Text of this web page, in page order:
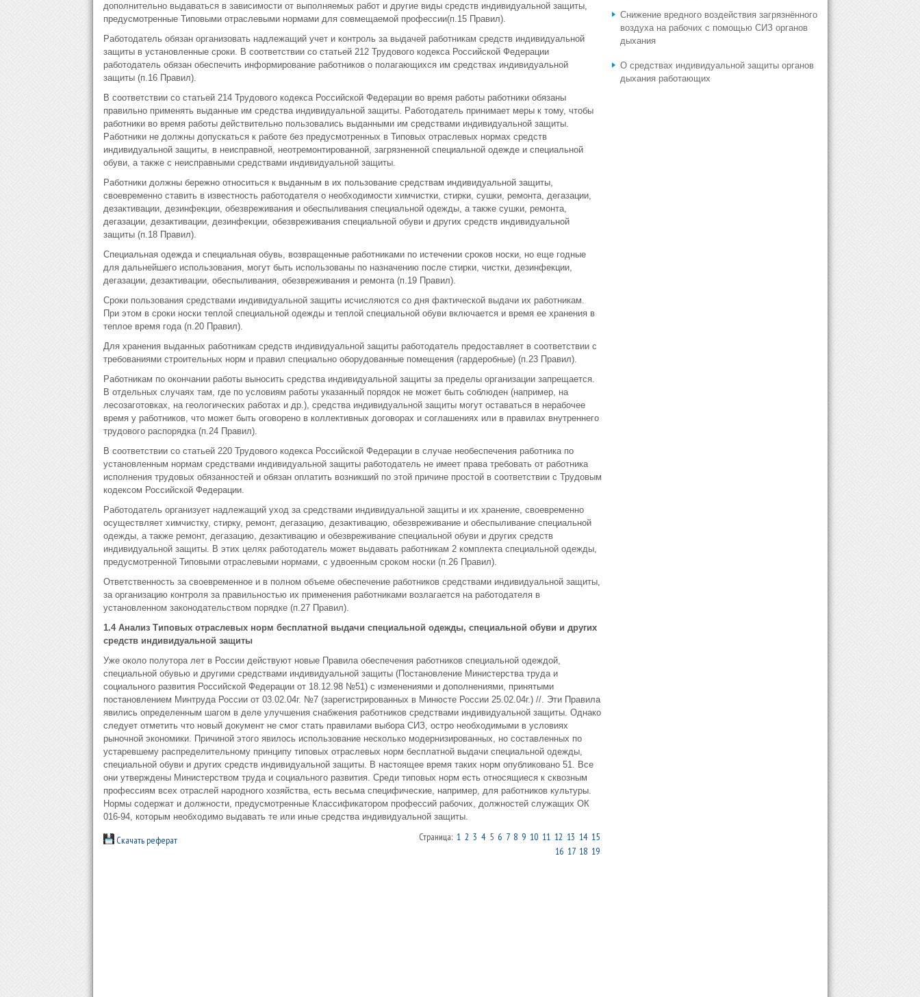
дополнительно выдаваться в зависимости от выполняемых работ и другие виды средств индивидуальной защиты,
предусмотренные Типовыми отраслевыми нормами для совмещаемой профессии(п.15 Правил).
Работодатель обязан организовать надлежащий учет и контроль за выдачей работникам средств индивидуальной
защиты в установленные сроки. В соответствии со статьей 212 Трудового кодекса Российской Федерации
работодатель обязан обеспечить информирование работников о полагающихся им средствах индивидуальной
защиты (п.16 Правил).
В соответствии со статьей 214 Трудового кодекса Российской Федерации во время работы работники обязаны
правильно применять выданные им средства индивидуальной защиты. Работодатель принимает меры к тому, чтобы
работники во время работы действительно пользовались выданными им средствами индивидуальной защиты.
Работники не должны допускаться к работе без предусмотренных в Типовых отраслевых нормах средств
индивидуальной защиты, в неисправной, неотремонтированной, загрязненной специальной одежде и специальной
обуви, а также с неисправными средствами индивидуальной защиты.
Работники должны бережно относиться к выданным в их пользование средствам индивидуальной защиты,
своевременно ставить в известность работодателя о необходимости химчистки, стирки, сушки, ремонта, дегазации,
дезактивации, дезинфекции, обезвреживания и обеспыливания специальной одежды, а также сушки, ремонта,
дегазации, дезактивации, дезинфекции, обезвреживания специальной обуви и других средств индивидуальной
защиты (п.18 Правил).
Специальная одежда и специальная обувь, возвращенные работниками по истечении сроков носки, но еще годные
для дальнейшего использования, могут быть использованы по назначению после стирки, чистки, дезинфекции,
дегазации, дезактивации, обеспыливания, обезвреживания и ремонта (п.19 Правил).
Сроки пользования средствами индивидуальной защиты исчисляются со дня фактической выдачи их работникам.
При этом в сроки носки теплой специальной одежды и теплой специальной обуви включается и время ее хранения в
теплое время года (п.20 Правил).
Для хранения выданных работникам средств индивидуальной защиты работодатель предоставляет в соответствии с
требованиями строительных норм и правил специально оборудованные помещения (гардеробные) (п.23 Правил).
Работникам по окончании работы выносить средства индивидуальной защиты за пределы организации запрещается.
В отдельных случаях там, где по условиям работы указанный порядок не может быть соблюден (например, на
лесозаготовках, на геологических работах и др.), средства индивидуальной защиты могут оставаться в нерабочее
время у работников, что может быть оговорено в коллективных договорах и соглашениях или в правилах внутреннего
трудового распорядка (п.24 Правил).
В соответствии со статьей 220 Трудового кодекса Российской Федерации в случае необеспечения работника по
установленным нормам средствами индивидуальной защиты работодатель не имеет права требовать от работника
исполнения трудовых обязанностей и обязан оплатить возникший по этой причине простой в соответствии с Трудовым
кодексом Российской Федерации.
Работодатель организует надлежащий уход за средствами индивидуальной защиты и их хранение, своевременно
осуществляет химчистку, стирку, ремонт, дегазацию, дезактивацию, обезвреживание и обеспыливание специальной
одежды, а также ремонт, дегазацию, дезактивацию и обезвреживание специальной обуви и других средств
индивидуальной защиты. В этих целях работодатель может выдавать работникам 2 комплекта специальной одежды,
предусмотренной Типовыми отраслевыми нормами, с удвоенным сроком носки (п.26 Правил).
Ответственность за своевременное и в полном объеме обеспечение работников средствами индивидуальной защиты,
за организацию контроля за правильностью их применения работниками возлагается на работодателя в
установленном законодательством порядке (п.27 Правил).
1.4 Анализ Типовых отраслевых норм бесплатной выдачи специальной одежды, специальной обуви и других
средств индивидуальной защиты
Уже около полутора лет в России действуют новые Правила обеспечения работников специальной одеждой,
специальной обувью и другими средствами индивидуальной защиты (Постановление Министерства труда и
социального развития Российской Федерации от 18.12.98 №51) с изменениями и дополнениями, принятыми
постановлением Минтруда России от 03.02.04г. №7 (зарегистрированных в Минюсте России 25.02.04г.) //. Эти Правила
явились определенным шагом в деле улучшения снабжения работников средствами индивидуальной защиты. Однако
следует отметить что новый документ не смог стать правилами выбора СИЗ, остро необходимыми в условиях
рыночной экономики. Причиной этого явилось использование несколько модернизированных, но составленных по
устаревшему распределительному принципу типовых отраслевых норм бесплатной выдачи специальной одежды,
специальной обуви и других средств индивидуальной защиты. В настоящее время таких норм опубликовано 51. Все
они утверждены Министерством труда и социального развития. Среди типовых норм есть относящиеся к сквозным
профессиям всех отраслей народного хозяйства, есть весьма специфические, например, для работников культуры.
Нормы содержат и должности, предусмотренные Классификатором профессий рабочих, должностей служащих ОК
016-94, которым необходимо выдавать те или иные средства индивидуальной защиты.
Скачать реферат Страница: 1 2 3 45 6 7 8 9 10 11 12 13 14 15
16 17 18 19
Снижение вредного воздействия загрязнённого
воздуха на рабочих с помощью СИЗ органов
дыхания
О средствах индивидуальной защиты органов
дыхания работающих